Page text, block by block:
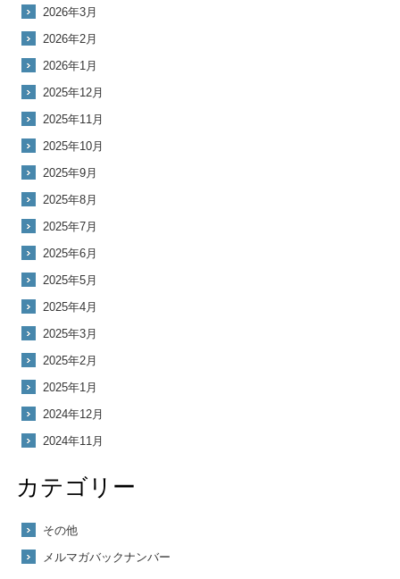
2026年3月
2026年2月
2026年1月
2025年12月
2025年11月
2025年10月
2025年9月
2025年8月
2025年7月
2025年6月
2025年5月
2025年4月
2025年3月
2025年2月
2025年1月
2024年12月
2024年11月
カテゴリー
その他
メルマガバックナンバー